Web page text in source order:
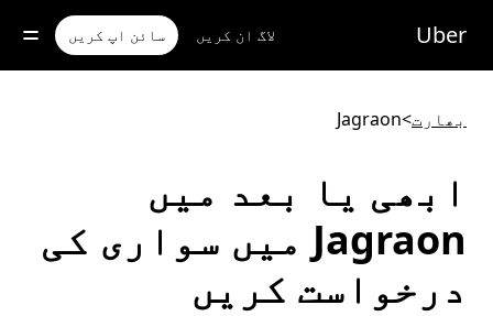
مواد
جائیں
Uber لاگ ان کریں سائن اپ کریں
بھارت>
Jagraon
ابھی یا بعد میں
Jagraon میں سواری کی
درخواست کریں